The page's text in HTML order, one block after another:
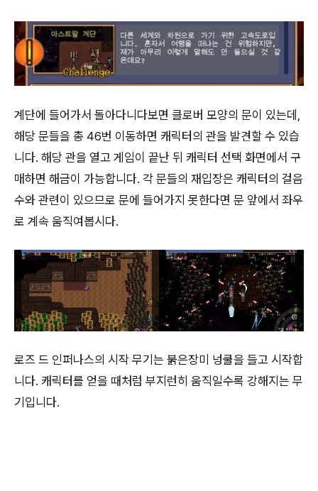
계단에 들어가서 돌아다니다보면 클로버 모양의 문이 있는데,
해당 문들을 총 46번 이동하면 캐릭터의 관을 발견할 수 있습
니다. 해당 관을 열고 게임이 끝난 뒤 캐릭터 선택 화면에서 구
매하면 해금이 가능합니다. 각 문들의 재입장은 캐릭터의 걸음
수와 관련이 있으므로 문에 들어가지 못한다면 문 앞에서 좌우
로 계속 움직여봅시다.
로즈 드 인퍼나스의 시작 무기는 붉은장미 넝쿨을 들고 시작합
니다. 캐릭터를 얻을 때처럼 부지런히 움직일수록 강해지는 무
기입니다.